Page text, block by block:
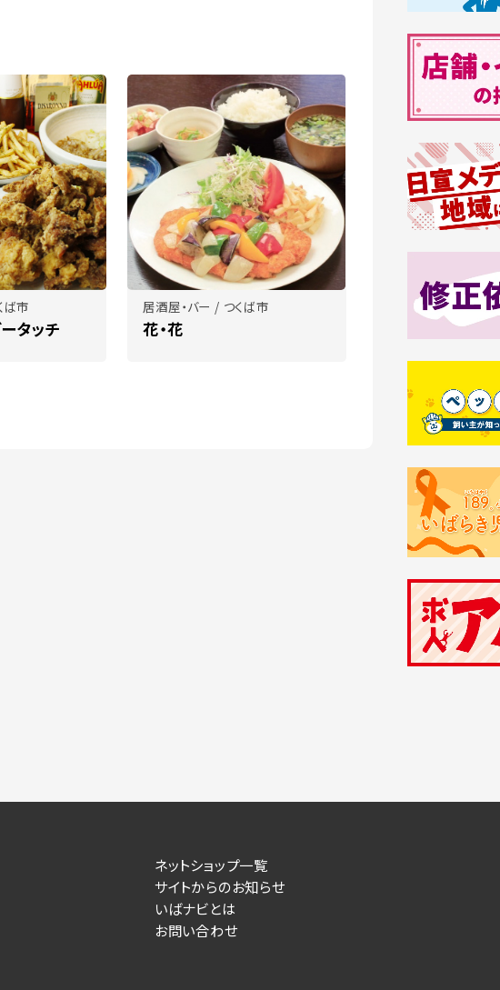
ば市
タッチ
居酒屋・バー / つくば市
花・花
ネットショップ一覧
サイトからのお知らせ
いばナビとは
お問い合わせ